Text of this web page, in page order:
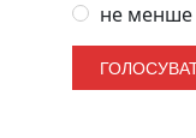
не менше